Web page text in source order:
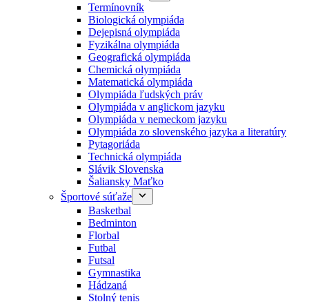
Termínovník
Biologická olympiáda
Dejepisná olympiáda
Fyzikálna olympiáda
Geografická olympiáda
Chemická olympiáda
Matematická olympiáda
Olympiáda ľudských práv
Olympiáda v anglickom jazyku
Olympiáda v nemeckom jazyku
Olympiáda zo slovenského jazyka a literatúry
Pytagoriáda
Technická olympiáda
Slávik Slovenska
Šaliansky Maťko
Športové súťaže
Basketbal
Bedminton
Florbal
Futbal
Futsal
Gymnastika
Hádzaná
Stolný tenis